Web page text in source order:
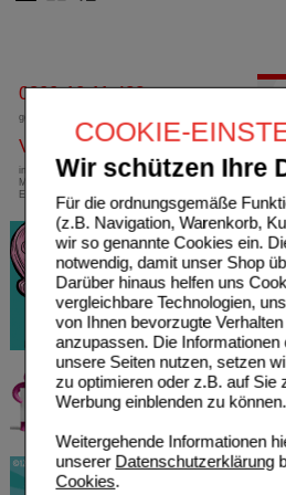
COOKIE-
Wir schützen Ihre
Für die ordnungsgemäße
(z.B. Navigation, Warenkorb,
wir so genannte Cookies ein.
notwendig, damit unser Shop
Darüber hinaus helfen uns
vergleichbare Technologien,
von Ihnen bevorzugte
anzupassen. Die Informationen
unsere Seiten nutzen, setzen
zu optimieren oder z.B. auf Sie
Werbung einblenden zu können.
Weitergehende Informationen
unserer Datenschutzerklärung
Cookies.
0800-10 11 422
gebührenfreie Rufnummer
Versandkostenfrei
innerhalb Deutschlands bei einem
Mindestbestellwert von 13,99 Euro oder bei
Einsendung eines Kassenrezeptes